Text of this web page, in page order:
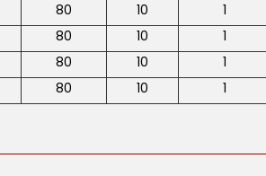
1
10
80
1
10
80
1
10
80
1
10
80